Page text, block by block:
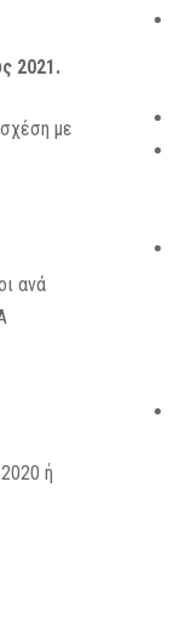
2021.
με
ανά
ή